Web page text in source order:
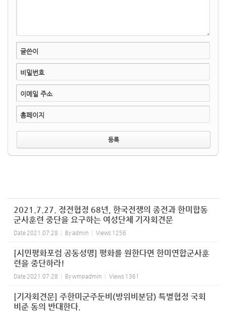
글쓴이
비밀번호
이메일 주소
홈페이지
2021.7.27. 정전협정 68년, 한국전쟁의 종전과 한미합동
군사훈련 중단을 요구하는 여성단체 기자회견문
Date 2021.07.28 Byadmin Views 1256
[시민평화포럼 공동성명] 평화를 원한다면 한미연합군사훈
련을 중단하라!
Date 2021.07.28 Bywmpadmin Views 1361
[기자회견문] 주한미군주둔비(방위비분담) 특별협정 국회
비준 동의 반대한다.